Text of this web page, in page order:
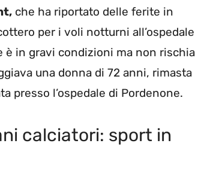
che ha riportato delle ferite in
per i voli notturni all’ospedale
è in gravi condizioni ma non rischia
una donna di 72 anni, rimasta
presso l’ospedale di Pordenone.
calciatori: sport in